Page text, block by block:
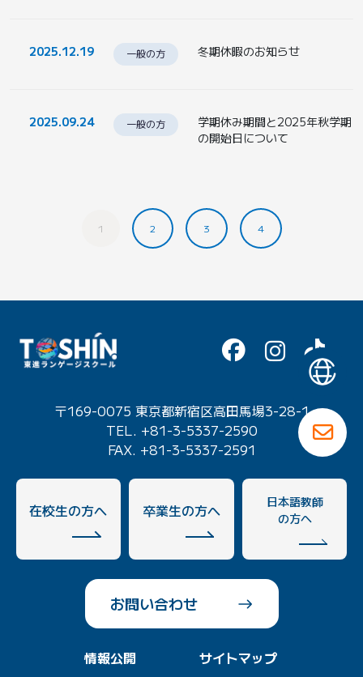
2025.12.19 一般の方 冬期休暇のお知らせ
2025.09.24 一般の方
学期休み期間と2025年秋学期
の開始日について
1 2 3 4
〒169-0075 東京都新宿区高田馬場3-28-1
TEL. +81-3-5337-2590
FAX. +81-3-5337-2591
在校生の方へ 卒業生の方へ
日本語教師
の方へ
お問い合わせ
情報公開 サイトマップ